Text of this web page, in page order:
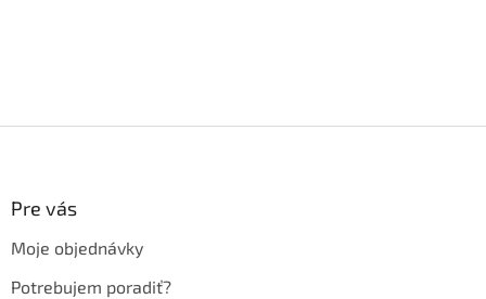
Pre vás
Moje objednávky
Potrebujem poradiť?